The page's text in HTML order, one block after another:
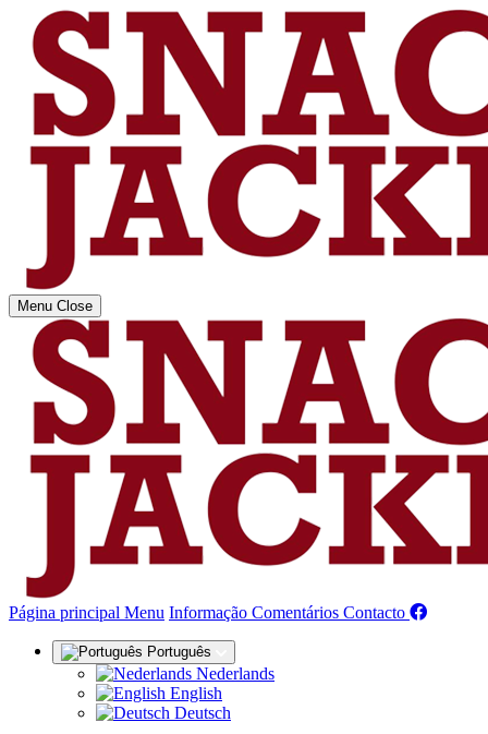
Menu Close
Página principal (actual)
Menu Informação Comentários Contacto
Português
Nederlands
English
Deutsch